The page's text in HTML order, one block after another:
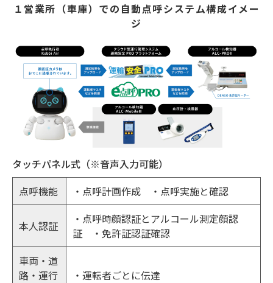
１営業所（車庫）での自動点呼システム構成イメー
ジ
タッチパネル式（※音声入力可能）
点呼機能
・点呼計画作成 ・点呼実施と確認
本人認証
・点呼時顔認証とアルコール測定顔認
証 ・免許証認証確認
車両・道
路・運行
・運転者ごとに伝達